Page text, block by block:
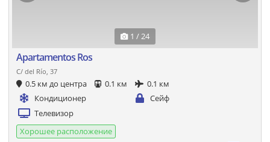
1 / 24
Apartamentos Ros
C/ del Río, 37
0.5 км до центра 0.1 км
0.1 км
Кондиционер
Сейф
Телевизор
Хорошее расположение